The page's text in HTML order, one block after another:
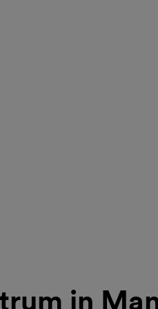
in